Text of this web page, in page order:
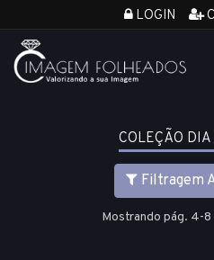
LOGIN
COLEÇÃO
Filtragem
Mostrando pág. 4-8